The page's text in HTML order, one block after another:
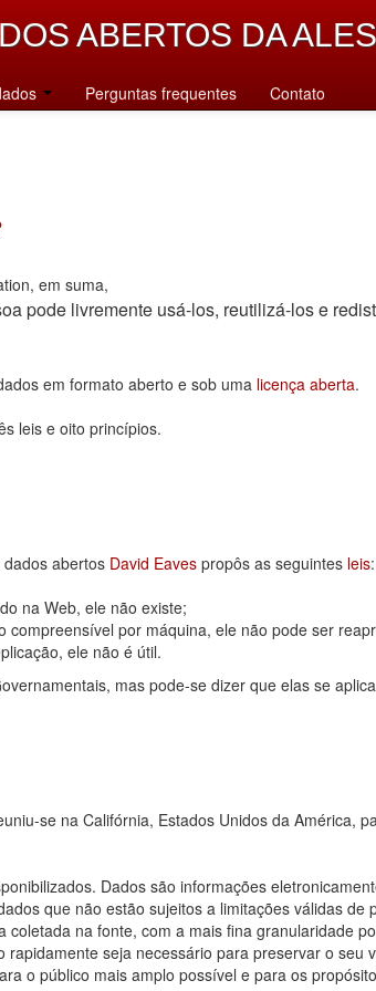
ABERTOS DA
Perguntas frequentes Contato
em suma,
pode livremente usá-los, reutilizá-los e
em formato aberto e sob uma licença aberta.
leis e oito princípios.
abertos David Eaves propôs as seguintes leis:
na Web, ele não existe;
por máquina, ele não pode ser
ele não é útil.
mas pode-se dizer que elas se
se na Califórnia, Estados Unidos da América,
Dados são informações
que não estão sujeitos a limitações válidas
coletada na fonte, com a mais fina granularidade
rapidamente seja necessário para preservar o seu
o público mais amplo possível e para os